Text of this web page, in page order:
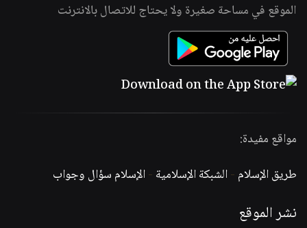
الموقع في مساحة صغيرة ولا يحتاج للاتصال بالانترنت
مواقع مفيدة:
طريق الإسلام -الشبكة الإسلامية -الإسلام سؤال وجواب
نشر الموقع